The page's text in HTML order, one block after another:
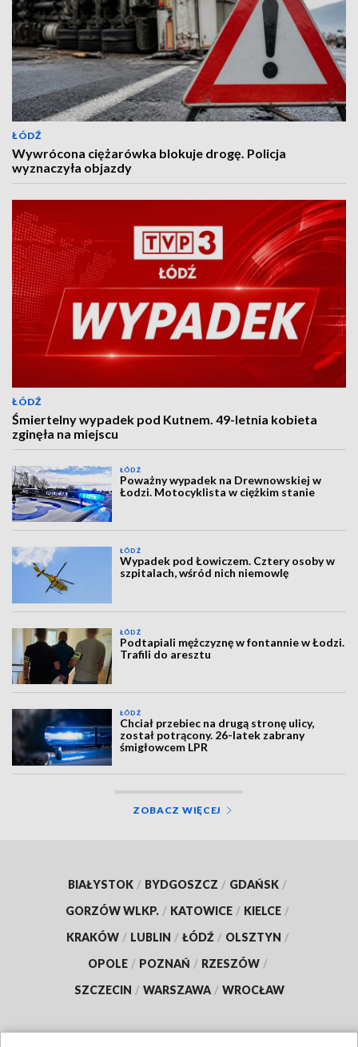
ŁÓDŹ
Wywrócona ciężarówka blokuje drogę. Policja
wyznaczyła objazdy
ŁÓDŹ
Śmiertelny wypadek pod Kutnem. 49-letnia kobieta
zginęła na miejscu
ŁÓDŹ
Poważny wypadek na Drewnowskiej w
Łodzi. Motocyklista w ciężkim stanie
ŁÓDŹ
Wypadek pod Łowiczem. Cztery osoby w
szpitalach, wśród nich niemowlę
ŁÓDŹ
Podtapiali mężczyznę w fontannie w Łodzi.
Trafili do aresztu
ŁÓDŹ
Chciał przebiec na drugą stronę ulicy,
został potrącony. 26-latek zabrany
śmigłowcem LPR
ZOBACZ WIĘCEJ
BIAŁYSTOK / BYDGOSZCZ / GDAŃSK /
GORZÓW WLKP. / KATOWICE / KIELCE /
KRAKÓW / LUBLIN / ŁÓDŹ / OLSZTYN /
OPOLE / POZNAŃ / RZESZÓW /
SZCZECIN / WARSZAWA / WROCŁAW